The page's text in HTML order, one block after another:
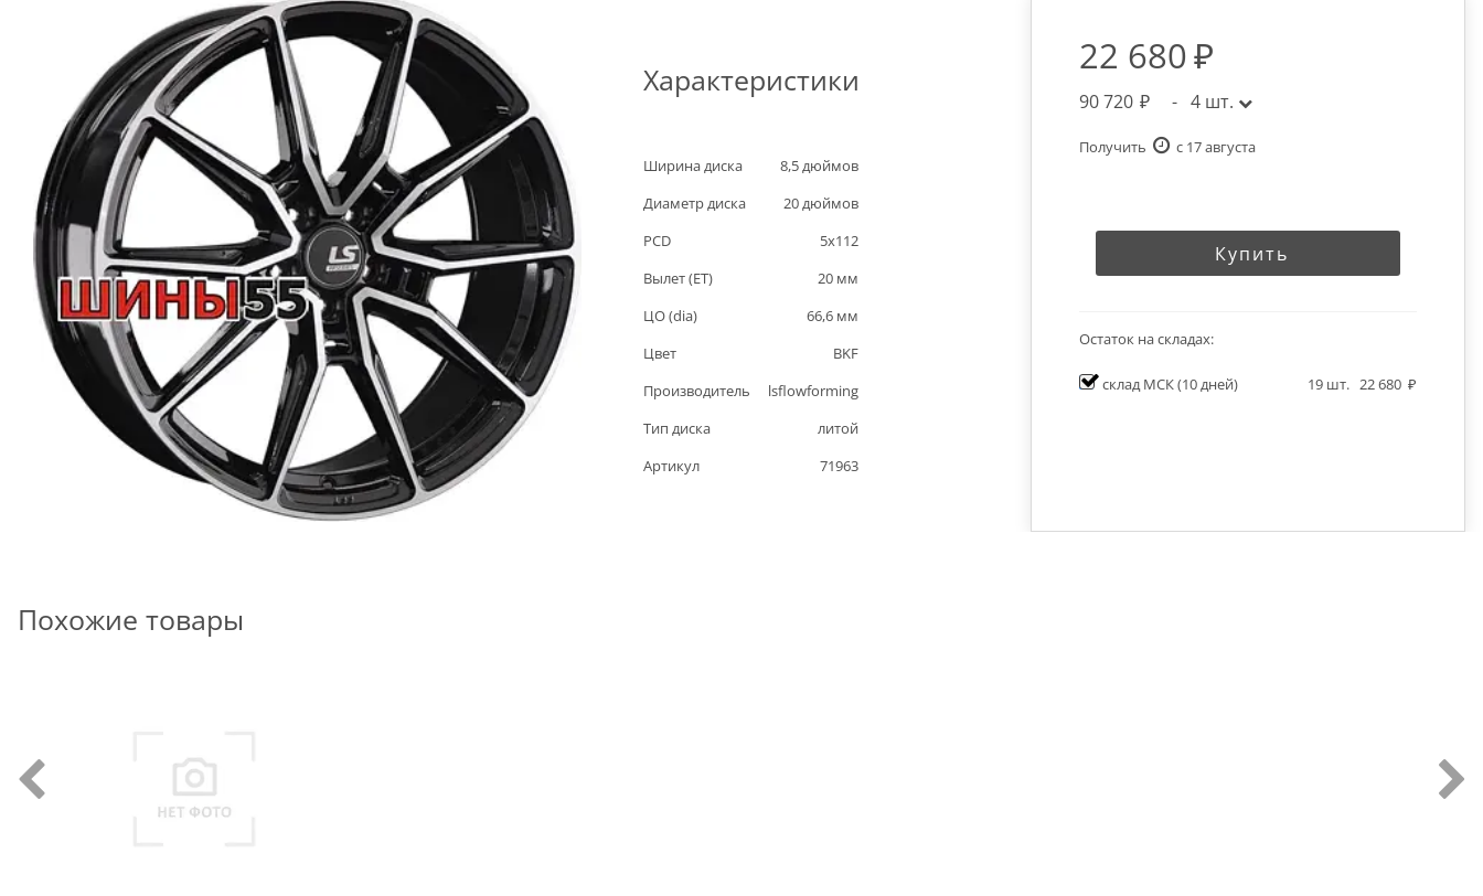
Характеристики
Ширина диска 8,5дюймов
Диаметр диска
20дюймов
PCD
5x112
Вылет (ET)
20 мм
ЦО (dia)
66,6 мм
Цвет
BKF
Производитель
lsflowforming
Тип диска
литой
Артикул
71963
22 680
90 720 - 4 шт.
Получить c 17 августа
Купить
Остаток на складах:
склад МСК(10 дней) 19 шт. 22 680
Похожие товары